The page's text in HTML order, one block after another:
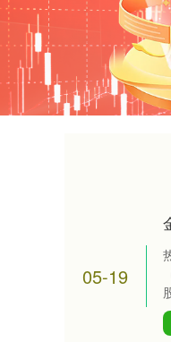
05-19